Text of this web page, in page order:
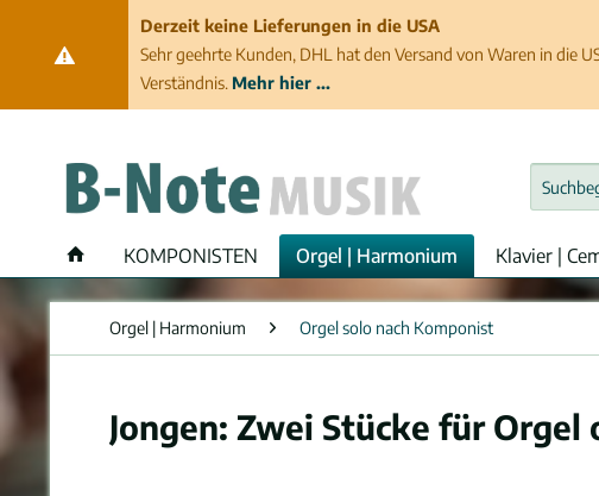
Derzeit keine Lieferungen in die USA
Sehr geehrte Kunden, DHL hat den Versand von Waren in die
Verständnis. Mehr hier ...
KOMPONISTEN Orgel | Harmonium Klavier |
Orgel | Harmonium Orgel solo nach Komponist
Jongen: Zwei Stücke für Orgel